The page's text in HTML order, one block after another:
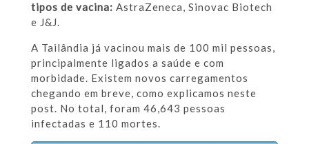
tipos de vacina: AstraZeneca, Sinovac Biotech
e J&J.
A Tailândia já vacinou mais de 100 mil pessoas,
principalmente ligados a saúde e com
morbidade. Existem novos carregamentos
chegando em breve, como explicamos neste
post. No total, foram 46,643 pessoas
infectadas e 110 mortes.